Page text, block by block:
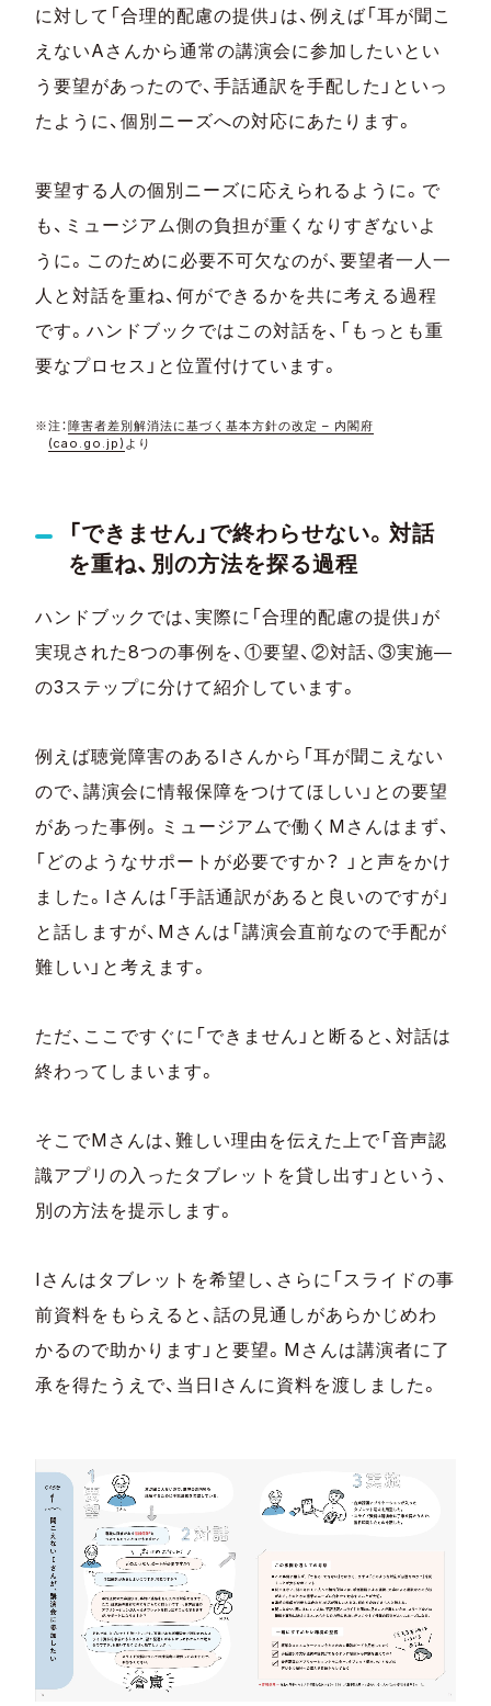
に対して「合理的配慮の提供」は、例えば「耳が聞こ
えないAさんから通常の講演会に参加したいとい
う要望があったので、手話通訳を手配した」といっ
たように、個別ニーズへの対応にあたります。
要望する人の個別ニーズに応えられるように。で
も、ミュージアム側の負担が重くなりすぎないよ
うに。このために必要不可欠なのが、要望者一人一
人と対話を重ね、何ができるかを共に考える過程
です。ハンドブックではこの対話を、「もっとも重
要なプロセス」と位置付けています。
※注：障害者差別解消法に基づく基本方針の改定 – 内閣府
(cao.go.jp) より
「できません」で終わらせない。対話
を重ね、別の方法を探る過程
ハンドブックでは、実際に「合理的配慮の提供」が
実現された8つの事例を、①要望、②対話、③実施―
の3ステップに分けて紹介しています。
例えば聴覚障害のあるIさんから「耳が聞こえない
ので、講演会に情報保障をつけてほしい」との要望
があった事例。ミュージアムで働くMさんはまず、
「どのようなサポートが必要ですか？ 」と声をかけ
ました。Iさんは「手話通訳があると良いのですが」
と話しますが、Mさんは「講演会直前なので手配が
難しい」と考えます。
ただ、ここですぐに「できません」と断ると、対話は
終わってしまいます。
そこでMさんは、難しい理由を伝えた上で「音声認
識アプリの入ったタブレットを貸し出す」という、
別の方法を提示します。
Iさんはタブレットを希望し、さらに「スライドの事
前資料をもらえると、話の見通しがあらかじめわ
かるので助かります」と要望。Mさんは講演者に了
承を得たうえで、当日Iさんに資料を渡しました。